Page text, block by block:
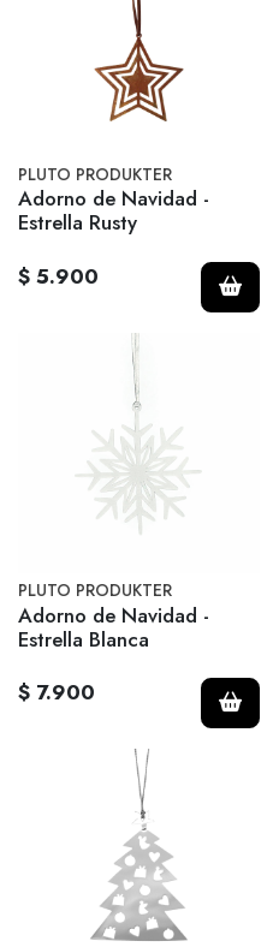
PLUTO PRODUKTER
Adorno de Navidad -
Estrella Rusty
$ 5.900
PLUTO PRODUKTER
Adorno de Navidad -
Estrella Blanca
$ 7.900